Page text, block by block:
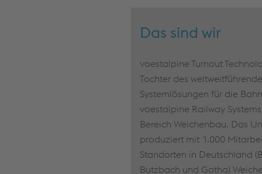
Das sind wir
voestalpine Turnout
Tochter des
Systemlösungen für die
voestalpine Railway
Bereich Weichenbau. Das
produziert mit 1.000
Standorten in Deutschland
Butzbach und Gotha)